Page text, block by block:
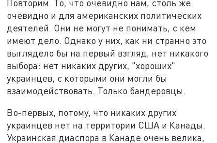
Повторим. То, что очевидно нам, столь же
очевидно и для американских политических
деятелей. Они не могут не понимать, с кем
имеют дело. Однако у них, как ни странно это
выглядело бы на первый взгляд, нет никакого
выбора: нет никаких других, "хороших"
украинцев, с которыми они могли бы
взаимодействовать. Только бандеровцы.
Во-первых, потому, что никаких других
украинцев нет на территории США и Канады.
Украинская диаспора в Канаде очень велика,